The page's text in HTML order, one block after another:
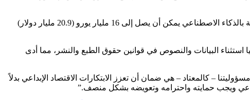
، كلفت من قبل CISAC، أن حجم سوق الموسيقى المدعومة بالذكاء الاصطناعي يمكن أن يصل إلى 16 مليار يورو (20.9 مليار دولار)
البيانات والنصوص في قوانين حقوق الطبع والنشر، مما أدى
– كالمعتاد – هي ضمان أن تعزز الابتكارات الاقتصاد الإبداعي بدلاً
ويجب حمايته واحترامه وتعويضه بشكل منصف.”